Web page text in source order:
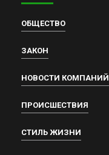
ОБЩЕСТВО
ЗАКОН
НОВОСТИ КОМПАНИЙ
ПРОИСШЕСТВИЯ
СТИЛЬ ЖИЗНИ